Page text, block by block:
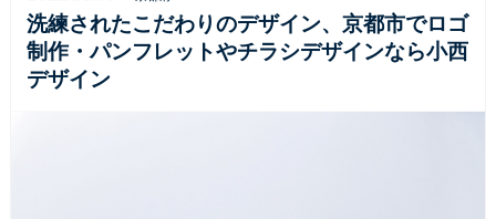
洗練されたこだわりのデザイン、京都市でロゴ
制作・パンフレットやチラシデザインなら小西
デザイン